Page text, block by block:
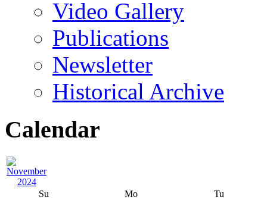
Video Gallery
Publications
Newsletter
Historical Archive
Calendar
Su Mo
Tu